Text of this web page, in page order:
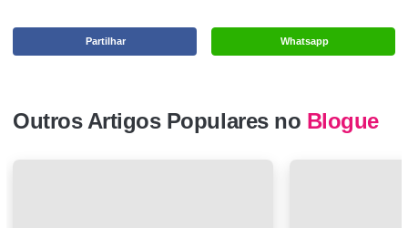
Whatsapp
Partilhar
Outros Artigos Populares no Blogue